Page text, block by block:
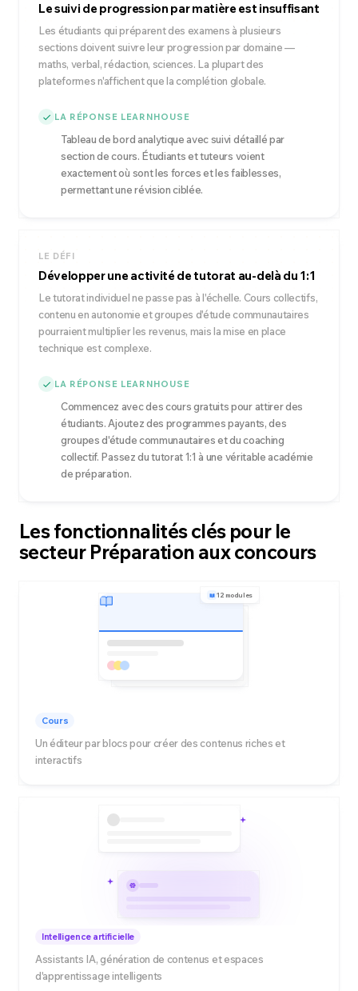
Le suivi de progression par matière est insuffisant
Les étudiants qui préparent des examens à plusieurs
sections doivent suivre leur progression par domaine —
maths, verbal, rédaction, sciences. La plupart des
plateformes n'affichent que la complétion globale.
LA RÉPONSE LEARNHOUSE
Tableau de bord analytique avec suivi détaillé par
section de cours. Étudiants et tuteurs voient
exactement où sont les forces et les faiblesses,
permettant une révision ciblée.
LE DÉFI
Développer une activité de tutorat au-delà du 1:1
Le tutorat individuel ne passe pas à l'échelle. Cours collectifs,
contenu en autonomie et groupes d'étude communautaires
pourraient multiplier les revenus, mais la mise en place
technique est complexe.
LA RÉPONSE LEARNHOUSE
Commencez avec des cours gratuits pour attirer des
étudiants. Ajoutez des programmes payants, des
groupes d'étude communautaires et du coaching
collectif. Passez du tutorat 1:1 à une véritable académie
de préparation.
Les fonctionnalités clés pour le
secteur Préparation aux concours
12 modules
Cours
Un éditeur par blocs pour créer des contenus riches et
interactifs
Intelligence artificielle
Assistants IA, génération de contenus et espaces
d'apprentissage intelligents